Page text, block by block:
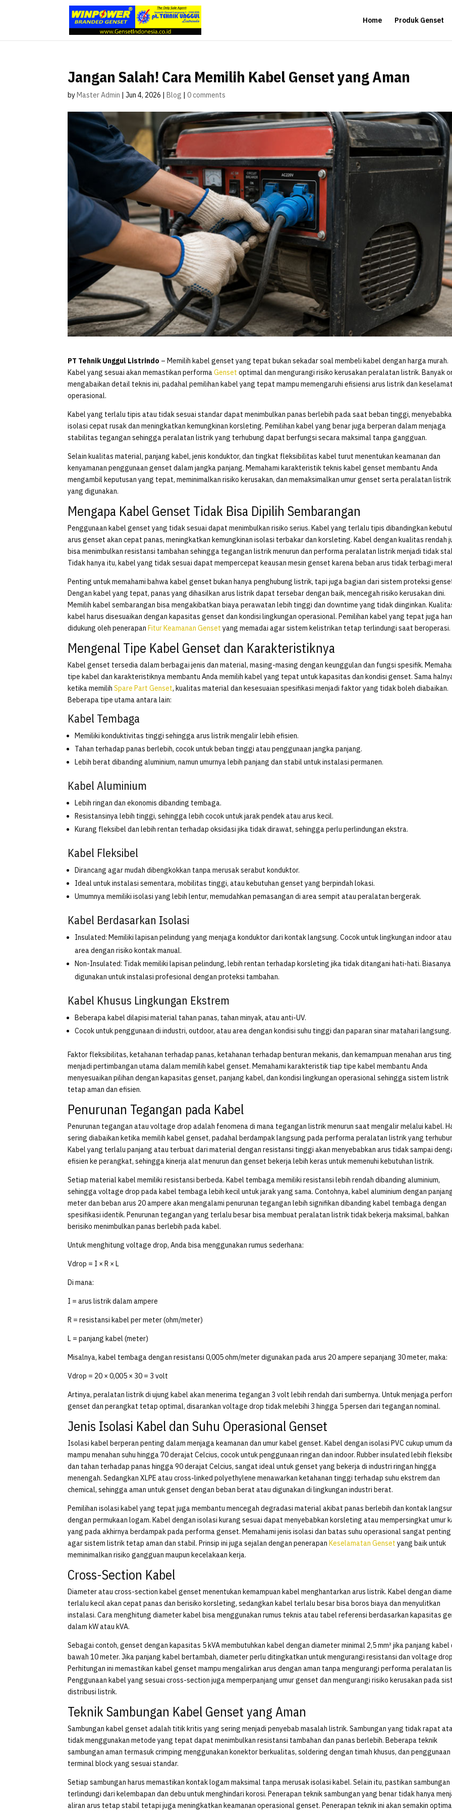
Home Produk Genset
Jangan Salah! Cara Memilih Kabel Genset yang Aman
byMaster Admin |Jun 4, 2026 |Blog |0 comments
PT Tehnik Unggul Listrindo – Memilih kabel genset yang tepat bukan sekadar soal membeli kabel dengan harga murah.
Kabel yang sesuai akan memastikan performaGenset optimal dan mengurangi risiko kerusakan peralatan listrik. Banyak
mengabaikan detail teknis ini, padahal pemilihan kabel yang tepat mampu memengaruhi efisiensi arus listrik dan
operasional.
Kabel yang terlalu tipis atau tidak sesuai standar dapat menimbulkan panas berlebih pada saat beban tinggi,
isolasi cepat rusak dan meningkatkan kemungkinan korsleting. Pemilihan kabel yang benar juga berperan dalam menjaga
stabilitas tegangan sehingga peralatan listrik yang terhubung dapat berfungsi secara maksimal tanpa gangguan.
Selain kualitas material, panjang kabel, jenis konduktor, dan tingkat fleksibilitas kabel turut menentukan keamanan dan
kenyamanan penggunaan genset dalam jangka panjang. Memahami karakteristik teknis kabel genset membantu Anda
mengambil keputusan yang tepat, meminimalkan risiko kerusakan, dan memaksimalkan umur genset serta peralatan listrik
yang digunakan.
Mengapa Kabel Genset Tidak Bisa Dipilih Sembarangan
Penggunaan kabel genset yang tidak sesuai dapat menimbulkan risiko serius. Kabel yang terlalu tipis dibandingkan
arus genset akan cepat panas, meningkatkan kemungkinan isolasi terbakar dan korsleting. Kabel dengan kualitas rendah
bisa menimbulkan resistansi tambahan sehingga tegangan listrik menurun dan performa peralatan listrik menjadi tidak
Tidak hanya itu, kabel yang tidak sesuai dapat mempercepat keausan mesin genset karena beban arus tidak terbagi
Penting untuk memahami bahwa kabel genset bukan hanya penghubung listrik, tapi juga bagian dari sistem proteksi
Dengan kabel yang tepat, panas yang dihasilkan arus listrik dapat tersebar dengan baik, mencegah risiko kerusakan dini.
Memilih kabel sembarangan bisa mengakibatkan biaya perawatan lebih tinggi dan downtime yang tidak diinginkan.
kabel harus disesuaikan dengan kapasitas genset dan kondisi lingkungan operasional. Pemilihan kabel yang tepat juga
didukung oleh penerapan Fitur Keamanan Genset yang memadai agar sistem kelistrikan tetap terlindungi saat beroperasi.
Mengenal Tipe Kabel Genset dan Karakteristiknya
Kabel genset tersedia dalam berbagai jenis dan material, masing-masing dengan keunggulan dan fungsi spesifik.
tipe kabel dan karakteristiknya membantu Anda memilih kabel yang tepat untuk kapasitas dan kondisi genset. Sama
ketika memilihSpare Part Genset, kualitas material dan kesesuaian spesifikasi menjadi faktor yang tidak boleh diabaikan.
Beberapa tipe utama antara lain:
Kabel Tembaga
Memiliki konduktivitas tinggi sehingga arus listrik mengalir lebih efisien.
Tahan terhadap panas berlebih, cocok untuk beban tinggi atau penggunaan jangka panjang.
Lebih berat dibanding aluminium, namun umurnya lebih panjang dan stabil untuk instalasi permanen.
Kabel Aluminium
Lebih ringan dan ekonomis dibanding tembaga.
Resistansinya lebih tinggi, sehingga lebih cocok untuk jarak pendek atau arus kecil.
Kurang fleksibel dan lebih rentan terhadap oksidasi jika tidak dirawat, sehingga perlu perlindungan ekstra.
Kabel Fleksibel
Dirancang agar mudah dibengkokkan tanpa merusak serabut konduktor.
Ideal untuk instalasi sementara, mobilitas tinggi, atau kebutuhan genset yang berpindah lokasi.
Umumnya memiliki isolasi yang lebih lentur, memudahkan pemasangan di area sempit atau peralatan bergerak.
Kabel Berdasarkan Isolasi
Insulated: Memiliki lapisan pelindung yang menjaga konduktor dari kontak langsung. Cocok untuk lingkungan indoor atau
area dengan risiko kontak manual.
Non-Insulated: Tidak memiliki lapisan pelindung, lebih rentan terhadap korsleting jika tidak ditangani hati-hati. Biasanya
digunakan untuk instalasi profesional dengan proteksi tambahan.
Kabel Khusus Lingkungan Ekstrem
Beberapa kabel dilapisi material tahan panas, tahan minyak, atau anti-UV.
Cocok untuk penggunaan di industri, outdoor, atau area dengan kondisi suhu tinggi dan paparan sinar matahari langsung.
Faktor fleksibilitas, ketahanan terhadap panas, ketahanan terhadap benturan mekanis, dan kemampuan menahan arus
menjadi pertimbangan utama dalam memilih kabel genset. Memahami karakteristik tiap tipe kabel membantu Anda
menyesuaikan pilihan dengan kapasitas genset, panjang kabel, dan kondisi lingkungan operasional sehingga sistem listrik
tetap aman dan efisien.
Penurunan Tegangan pada Kabel
Penurunan tegangan atau voltage drop adalah fenomena di mana tegangan listrik menurun saat mengalir melalui kabel.
sering diabaikan ketika memilih kabel genset, padahal berdampak langsung pada performa peralatan listrik yang
Kabel yang terlalu panjang atau terbuat dari material dengan resistansi tinggi akan menyebabkan arus tidak sampai
efisien ke perangkat, sehingga kinerja alat menurun dan genset bekerja lebih keras untuk memenuhi kebutuhan listrik.
Setiap material kabel memiliki resistansi berbeda. Kabel tembaga memiliki resistansi lebih rendah dibanding aluminium,
sehingga voltage drop pada kabel tembaga lebih kecil untuk jarak yang sama. Contohnya, kabel aluminium dengan
meter dan beban arus 20 ampere akan mengalami penurunan tegangan lebih signifikan dibanding kabel tembaga dengan
spesifikasi identik. Penurunan tegangan yang terlalu besar bisa membuat peralatan listrik tidak bekerja maksimal, bahkan
berisiko menimbulkan panas berlebih pada kabel.
Untuk menghitung voltage drop, Anda bisa menggunakan rumus sederhana:
Vdrop = I × R × L
Di mana:
I = arus listrik dalam ampere
R = resistansi kabel per meter (ohm/meter)
L = panjang kabel (meter)
Misalnya, kabel tembaga dengan resistansi 0,005 ohm/meter digunakan pada arus 20 ampere sepanjang 30 meter, maka:
Vdrop = 20 × 0,005 × 30 = 3 volt
Artinya, peralatan listrik di ujung kabel akan menerima tegangan 3 volt lebih rendah dari sumbernya. Untuk menjaga
genset dan perangkat tetap optimal, disarankan voltage drop tidak melebihi 3 hingga 5 persen dari tegangan nominal.
Jenis Isolasi Kabel dan Suhu Operasional Genset
Isolasi kabel berperan penting dalam menjaga keamanan dan umur kabel genset. Kabel dengan isolasi PVC cukup umum
mampu menahan suhu hingga 70 derajat Celcius, cocok untuk penggunaan ringan dan indoor. Rubber insulated lebih
dan tahan terhadap panas hingga 90 derajat Celcius, sangat ideal untuk genset yang bekerja di industri ringan hingga
menengah. Sedangkan XLPE atau cross-linked polyethylene menawarkan ketahanan tinggi terhadap suhu ekstrem dan
chemical, sehingga aman untuk genset dengan beban berat atau digunakan di lingkungan industri berat.
Pemilihan isolasi kabel yang tepat juga membantu mencegah degradasi material akibat panas berlebih dan kontak
dengan permukaan logam. Kabel dengan isolasi kurang sesuai dapat menyebabkan korsleting atau mempersingkat umur
yang pada akhirnya berdampak pada performa genset. Memahami jenis isolasi dan batas suhu operasional sangat penting
agar sistem listrik tetap aman dan stabil. Prinsip ini juga sejalan dengan penerapan Keselamatan Genset yang baik untuk
meminimalkan risiko gangguan maupun kecelakaan kerja.
Cross-Section Kabel
Diameter atau cross-section kabel genset menentukan kemampuan kabel menghantarkan arus listrik. Kabel dengan
terlalu kecil akan cepat panas dan berisiko korsleting, sedangkan kabel terlalu besar bisa boros biaya dan menyulitkan
instalasi. Cara menghitung diameter kabel bisa menggunakan rumus teknis atau tabel referensi berdasarkan kapasitas
dalam kW atau kVA.
Sebagai contoh, genset dengan kapasitas 5 kVA membutuhkan kabel dengan diameter minimal 2,5 mm² jika panjang kabel
bawah 10 meter. Jika panjang kabel bertambah, diameter perlu ditingkatkan untuk mengurangi resistansi dan voltage
Perhitungan ini memastikan kabel genset mampu mengalirkan arus dengan aman tanpa mengurangi performa peralatan
Penggunaan kabel yang sesuai cross-section juga memperpanjang umur genset dan mengurangi risiko kerusakan pada
distribusi listrik.
Teknik Sambungan Kabel Genset yang Aman
Sambungan kabel genset adalah titik kritis yang sering menjadi penyebab masalah listrik. Sambungan yang tidak rapat
tidak menggunakan metode yang tepat dapat menimbulkan resistansi tambahan dan panas berlebih. Beberapa teknik
sambungan aman termasuk crimping menggunakan konektor berkualitas, soldering dengan timah khusus, dan penggunaan
terminal block yang sesuai standar.
Setiap sambungan harus memastikan kontak logam maksimal tanpa merusak isolasi kabel. Selain itu, pastikan sambungan
terlindungi dari kelembapan dan debu untuk menghindari korosi. Penerapan teknik sambungan yang benar tidak hanya
aliran arus tetap stabil tetapi juga meningkatkan keamanan operasional genset. Penerapan teknik ini akan semakin